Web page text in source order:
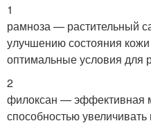
1
рамноза — растительный
улучшению состояния
оптимальные условия для
2
филоксан — эффективная
способностью